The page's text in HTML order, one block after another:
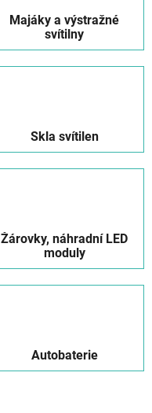
Majáky a výstražné
svítilny
Skla svítilen
Žárovky, náhradní LED
moduly
Autobaterie